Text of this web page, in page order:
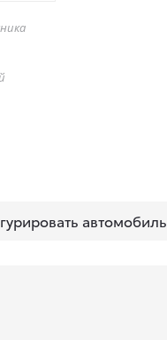
автомобиль